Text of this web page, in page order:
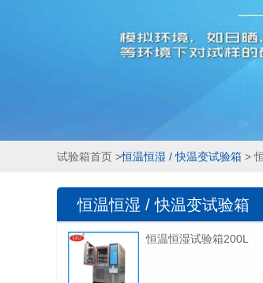
试验箱首页 >恒温恒湿 / 快温变试验箱 >
恒温恒湿 / 快温变试验箱
恒温恒湿试验箱200L